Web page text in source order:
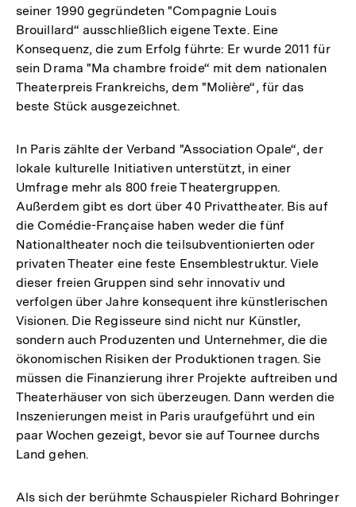
seiner 1990 gegründeten "Compagnie Louis
Brouillard“ ausschließlich eigene Texte. Eine
Konsequenz, die zum Erfolg führte: Er wurde 2011 für
sein Drama "Ma chambre froide“ mit dem nationalen
Theaterpreis Frankreichs, dem "Molière“, für das
beste Stück ausgezeichnet.
In Paris zählte der Verband "Association Opale“, der
lokale kulturelle Initiativen unterstützt, in einer
Umfrage mehr als 800 freie Theatergruppen.
Außerdem gibt es dort über 40 Privattheater. Bis auf
die Comédie-Française haben weder die fünf
Nationaltheater noch die teilsubventionierten oder
privaten Theater eine feste Ensemblestruktur. Viele
dieser freien Gruppen sind sehr innovativ und
verfolgen über Jahre konsequent ihre künstlerischen
Visionen. Die Regisseure sind nicht nur Künstler,
sondern auch Produzenten und Unternehmer, die die
ökonomischen Risiken der Produktionen tragen. Sie
müssen die Finanzierung ihrer Projekte auftreiben und
Theaterhäuser von sich überzeugen. Dann werden die
Inszenierungen meist in Paris uraufgeführt und ein
paar Wochen gezeigt, bevor sie auf Tournee durchs
Land gehen.
Als sich der berühmte Schauspieler Richard Bohringer